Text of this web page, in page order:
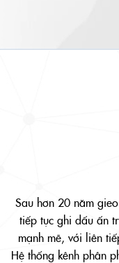
Sau hơn 20 năm
tiếp tục ghi dấu ấn
mạnh mẽ, với liên
Hệ thống kênh phân